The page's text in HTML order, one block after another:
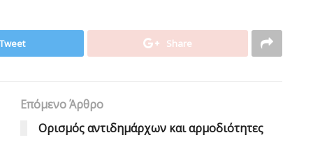
Tweet Share
Επόμενο Άρθρο
Ορισμός αντιδημάρχων και αρμοδιότητες